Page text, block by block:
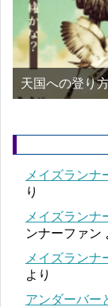
天国への登り
メイズランナ
り
メイズランナ
ンナーファン
メイズランナ
より
アンダーバー